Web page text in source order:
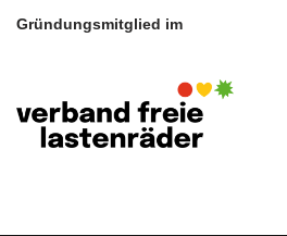
Gründungsmitglied im